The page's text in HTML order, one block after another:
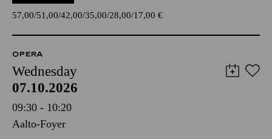
57,00 51,00 42,00 35,00 28,00 17,00 €
OPERA
Wednesday
07.10.2026
09:30 - 10:20
Aalto-Foyer